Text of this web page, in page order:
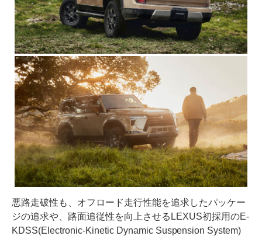
悪路走破性も、オフロード走行性能を追求したパッケー
ジの追求や、路面追従性を向上させるLEXUS初採用のE-
KDSS(Electronic-Kinetic Dynamic Suspension System)